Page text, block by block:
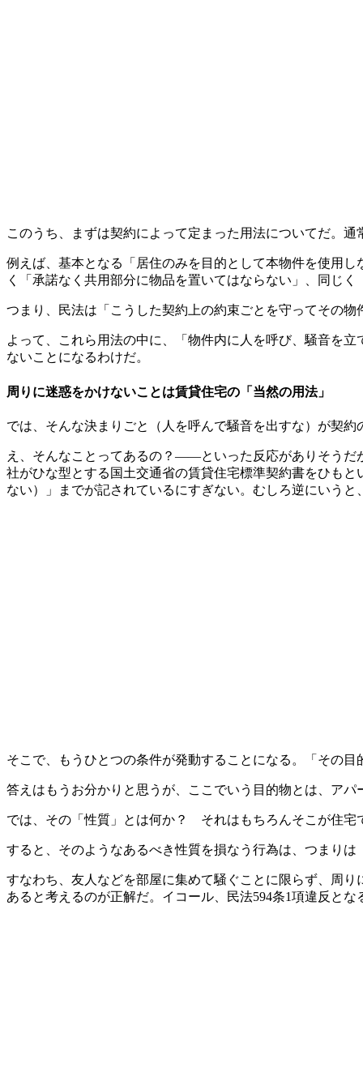
このうち、まずは契約によって定まった用法についてだ。
例えば、基本となる「居住のみを目的として本物件を使用
く「承諾なく共用部分に物品を置いてはならない」、同じ
つまり、民法は「こうした契約上の約束ごとを守ってその
よって、これら用法の中に、「物件内に人を呼び、騒音を
ないことになるわけだ。
周りに迷惑をかけないことは賃貸住宅の「当然の用法」
では、そんな決まりごと（人を呼んで騒音を出すな）が契
え、そんなことってあるの？――といった反応がありそうだ
社がひな型とする国土交通省の賃貸住宅標準契約書をひも
ない）」までが記されているにすぎない。むしろ逆にいう
そこで、もうひとつの条件が発動することになる。「その
答えはもうお分かりと思うが、ここでいう目的物とは、ア
では、その「性質」とは何か？ それはもちろんそこが住宅
すると、そのようなあるべき性質を損なう行為は、つまり
すなわち、友人などを部屋に集めて騒ぐことに限らず、周
あると考えるのが正解だ。イコール、民法594条1項違反とな